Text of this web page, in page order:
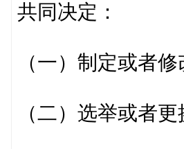
共同决定：
（一）制定或者
（二）选举或者